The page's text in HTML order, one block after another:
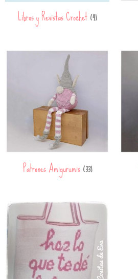
Libros y Revistas Crochet(4)
Patrones Amigurumis(33)